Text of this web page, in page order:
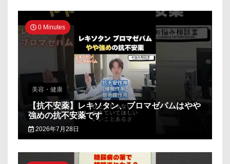
0 Minutes
美容・健康
【抗不安薬】レキソタン、ブロマゼパムはやや
強めの抗不安薬です
2026年7月28日